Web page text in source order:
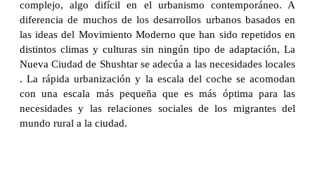
complejo, algo difícil en el urbanismo contemporáneo. A
diferencia de muchos de los desarrollos urbanos basados en
las ideas del Movimiento Moderno que han sido repetidos en
distintos climas y culturas sin ningún tipo de adaptación, La
Nueva Ciudad de Shushtar se adecúa a las necesidades locales
. La rápida urbanización y la escala del coche se acomodan
con una escala más pequeña que es más óptima para las
necesidades y las relaciones sociales de los migrantes del
mundo rural a la ciudad.